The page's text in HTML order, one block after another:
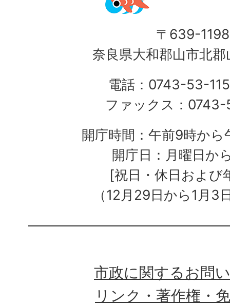
〒639-1198
奈良県大和郡山市北
電話：0743-53-
ファックス：
開庁時間：午前9時か
開庁日：月曜日か
[祝日・休日および
（12月29日から1月3
市政に関するお問
リンク・著作権・